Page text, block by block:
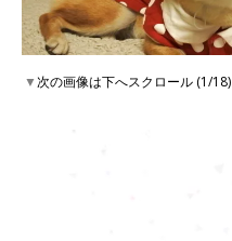
▼次の画像は下へスクロール (1/18)